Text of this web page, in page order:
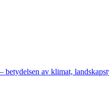
– betydelsen av klimat,